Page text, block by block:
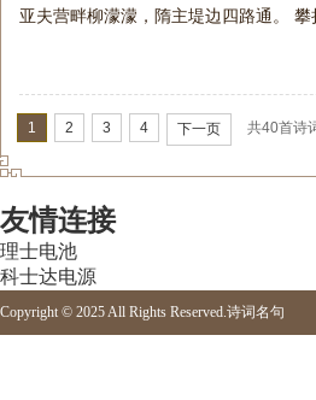
亚夫营畔柳濛濛，隋主堤边四路通。
1 2 3 4 下一页 共40首诗
友情连接
理士电池
科士达电源
Copyright © 2025 All Rights Reserved.诗词名句